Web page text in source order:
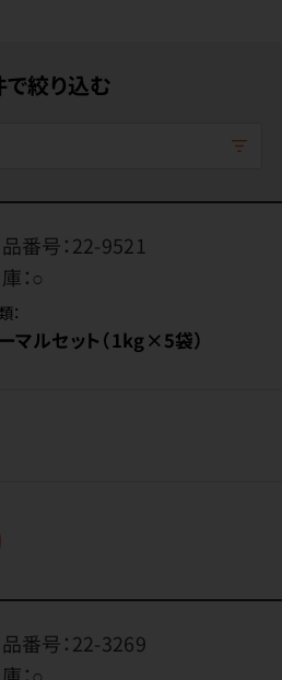
絞り込む
番号：22-9521
：○
：
マルセット（1kg×5袋）
番号：22-3269